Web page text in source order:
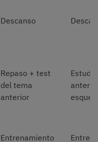
Descanso
Repaso + test
del tema
anterior
Entrenamiento